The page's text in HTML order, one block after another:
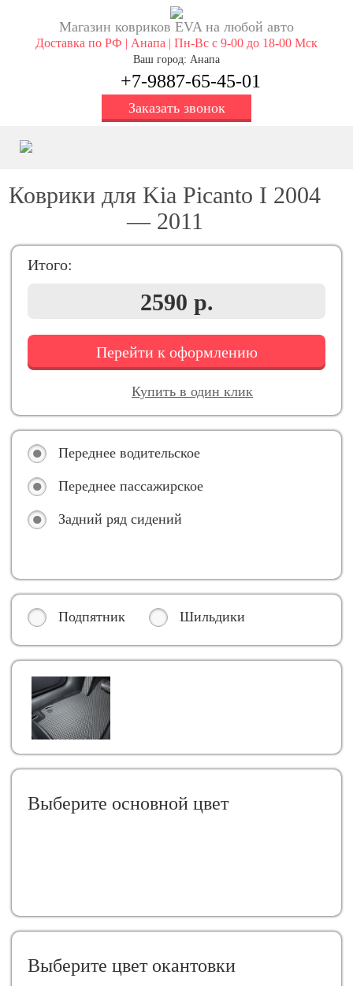
Магазин ковриков EVA ​на любой авто
Доставка по РФ | Анапа | Пн-Вс с 9-00 до 18-00 Мск
Ваш город: Анапа
+7-9887-65-45-01
Заказать звонок
Коврики для Kia Picanto I 2004
— 2011
Итого:
2590 р.
Перейти к оформлению
Купить в один клик
Переднее водительское
Переднее пассажирское
Задний ряд сидений
Подпятник Шильдики
Выберите oсновной цвет
Выберите цвет окантовки